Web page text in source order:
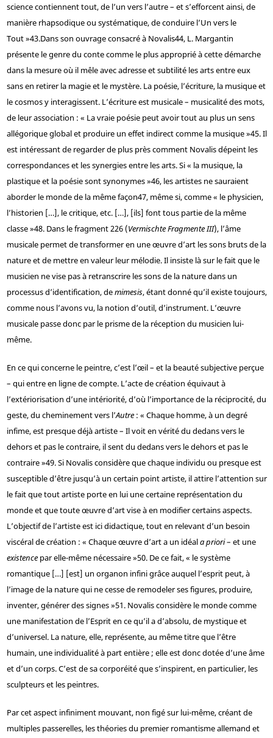
science contiennent tout, de l’un vers l’autre – et s’efforcent ainsi, de
manière rhapsodique ou systématique, de conduire l’Un vers le
Tout »43.Dans son ouvrage consacré à Novalis44, L. Margantin
présente le genre du conte comme le plus approprié à cette démarche
dans la mesure où il mêle avec adresse et subtilité les arts entre eux
sans en retirer la magie et le mystère. La poésie, l’écriture, la musique et
le cosmos y interagissent. L’écriture est musicale – musicalité des mots,
de leur association : « La vraie poésie peut avoir tout au plus un sens
allégorique global et produire un effet indirect comme la musique »45. Il
est intéressant de regarder de plus près comment Novalis dépeint les
correspondances et les synergies entre les arts. Si « la musique, la
plastique et la poésie sont synonymes »46, les artistes ne sauraient
aborder le monde de la même façon47, même si, comme « le physicien,
l’historien […], le critique, etc. […], [ils] font tous partie de la même
classe »48. Dans le fragment 226 (Vermischte Fragmente III), l’âme
musicale permet de transformer en une œuvre d’art les sons bruts de la
nature et de mettre en valeur leur mélodie. Il insiste là sur le fait que le
musicien ne vise pas à retranscrire les sons de la nature dans un
processus d’identification, demimesis, étant donné qu’il existe toujours,
comme nous l’avons vu, la notion d’outil, d’instrument. L’œuvre
musicale passe donc par le prisme de la réception du musicien lui-
même.
En ce qui concerne le peintre, c’est l’œil – et la beauté subjective perçue
– qui entre en ligne de compte. L’acte de création équivaut à
l’extériorisation d’une intériorité, d’où l’importance de la réciprocité, du
geste, du cheminement vers l’Autre: « Chaque homme, à un degré
infime, est presque déjà artiste – Il voit en vérité du dedans vers le
dehors et pas le contraire, il sent du dedans vers le dehors et pas le
contraire »49. Si Novalis considère que chaque individu ou presque est
susceptible d’être jusqu’à un certain point artiste, il attire l’attention sur
le fait que tout artiste porte en lui une certaine représentation du
monde et que toute œuvre d’art vise à en modifier certains aspects.
L’objectif de l’artiste est ici didactique, tout en relevant d’un besoin
viscéral de création : « Chaque œuvre d’art a un idéala priori– et une
existencepar elle-même nécessaire »50. De ce fait, « le système
romantique […] [est] un organon infini grâce auquel l’esprit peut, à
l’image de la nature qui ne cesse de remodeler ses figures, produire,
inventer, générer des signes »51. Novalis considère le monde comme
une manifestation de l’Esprit en ce qu’il a d’absolu, de mystique et
d’universel. La nature, elle, représente, au même titre que l’être
humain, une individualité à part entière ; elle est donc dotée d’une âme
et d’un corps. C’est de sa corporéité que s’inspirent, en particulier, les
sculpteurs et les peintres.
Par cet aspect infiniment mouvant, non figé sur lui-même, créant de
multiples passerelles, les théories du premier romantisme allemand et